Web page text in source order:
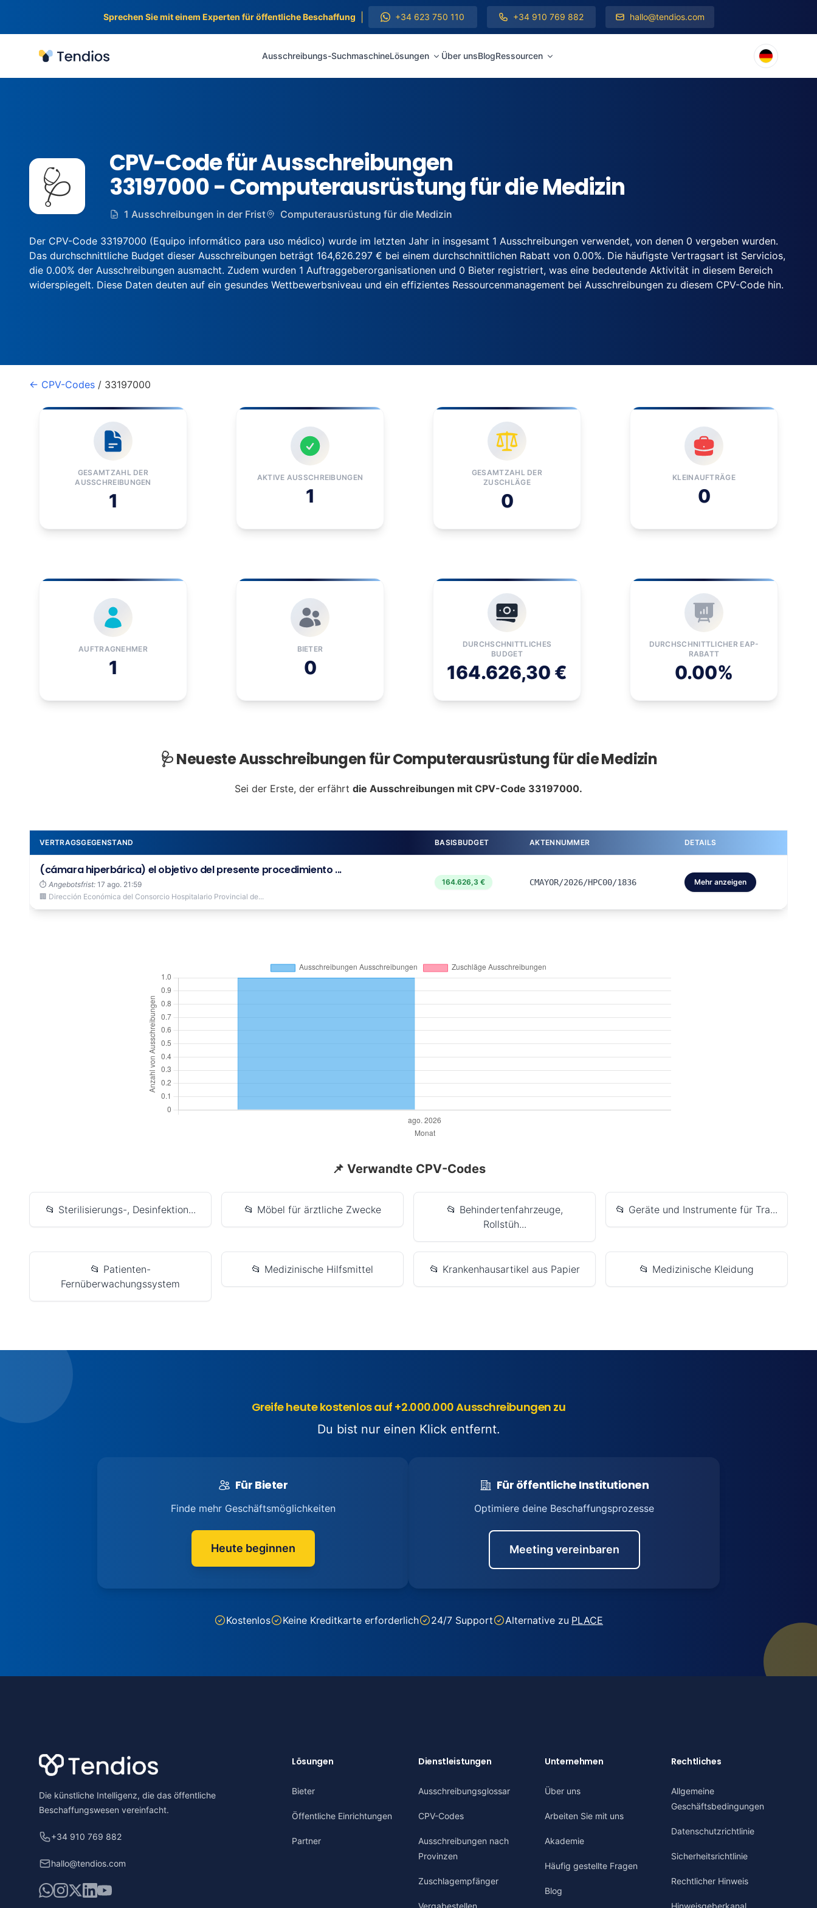
Sprechen Sie mit einem Experten für öffentliche Beschaffung +34 623 750 110 +34 910 769 882 hallo@tendios.com
Tendios Ausschreibungs-SuchmaschineLösungen Über unsBlogRessourcen
🩺
CPV-Code für Ausschreibungen
33197000 - Computerausrüstung für die Medizin
1 Ausschreibungen in der Frist Computerausrüstung für die Medizin
Der CPV-Code 33197000 (Equipo informático para uso médico) wurde im letzten Jahr in insgesamt 1 Ausschreibungen verwendet, von denen 0 vergeben wurden.
Das durchschnittliche Budget dieser Ausschreibungen beträgt 164,626.297 € bei einem durchschnittlichen Rabatt von 0.00%. Die häufigste Vertragsart ist Servicios,
die 0.00% der Ausschreibungen ausmacht. Zudem wurden 1 Auftraggeberorganisationen und 0 Bieter registriert, was eine bedeutende Aktivität in diesem Bereich
widerspiegelt. Diese Daten deuten auf ein gesundes Wettbewerbsniveau und ein effizientes Ressourcenmanagement bei Ausschreibungen zu diesem CPV-Code hin.
← CPV-Codes / 33197000
GESAMTZAHL DER
AUSSCHREIBUNGEN
1
AKTIVE AUSSCHREIBUNGEN
1
GESAMTZAHL DER
ZUSCHLÄGE
0
KLEINAUFTRÄGE
0
AUFTRAGNEHMER
1
BIETER
0
DURCHSCHNITTLICHES
BUDGET
164.626,30 €
DURCHSCHNITTLICHER EAP-
RABATT
0.00%
🩺 Neueste Ausschreibungen für Computerausrüstung für die Medizin
Sei der Erste, der erfährt die Ausschreibungen mit CPV-Code 33197000.
VERTRAGSGEGENSTAND BASISBUDGET AKTENNUMMER DETAILS
(cámara hiperbárica) el objetivo del presente procedimiento ...
⏱️ Angebotsfrist: 17 ago. 21:59
🏢 Dirección Económica del Consorcio Hospitalario Provincial de...
164.626,3 € CMAYOR/2026/HPC00/1836 Mehr anzeigen
📌 Verwandte CPV-Codes
📂 Sterilisierungs-, Desinfektion... 📂 Möbel für ärztliche Zwecke
📂 Behindertenfahrzeuge,
Rollstüh...
📂 Geräte und Instrumente für Tra...
📂 Patienten-
Fernüberwachungssystem
📂 Medizinische Hilfsmittel 📂 Krankenhausartikel aus Papier 📂 Medizinische Kleidung
Greife heute kostenlos auf +2.000.000 Ausschreibungen zu
Du bist nur einen Klick entfernt.
Für Bieter
Finde mehr Geschäftsmöglichkeiten
Heute beginnen
Für öffentliche Institutionen
Optimiere deine Beschaffungsprozesse
Meeting vereinbaren
Kostenlos Keine Kreditkarte erforderlich 24/7 Support Alternative zu PLACE
Die künstliche Intelligenz, die das öffentliche
Beschaffungswesen vereinfacht.
+34 910 769 882
hallo@tendios.com
WhatsApp
Instagram
X LinkedIn
YouTube
Lösungen
Bieter
Öffentliche Einrichtungen
Partner
Dienstleistungen
Ausschreibungsglossar
CPV-Codes
Ausschreibungen nach
Provinzen
Zuschlagempfänger
Vergabestellen
Unternehmen
Über uns
Arbeiten Sie mit uns
Akademie
Häufig gestellte Fragen
Blog
Rechtliches
Allgemeine
Geschäftsbedingungen
Datenschutzrichtlinie
Sicherheitsrichtlinie
Rechtlicher Hinweis
Hinweisgeberkanal